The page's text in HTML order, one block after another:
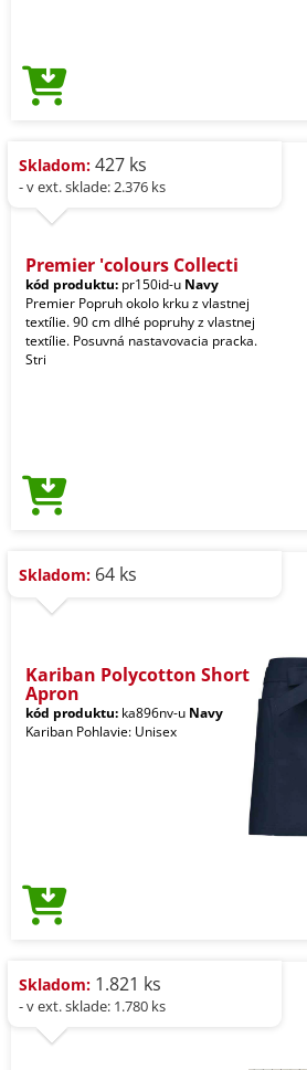
Skladom: 427 ks
- v ext. sklade: 2.376 ks
Premier 'colours Collecti
kód produktu: pr150id-u Navy
Premier Popruh okolo krku z vlastnej
textílie. 90 cm dlhé popruhy z vlastnej
textílie. Posuvná nastavovacia pracka.
Stri
Skladom: 64 ks
Kariban Polycotton Short
Apron
kód produktu: ka896nv-u Navy
Kariban Pohlavie: Unisex
Skladom: 1.821 ks
- v ext. sklade: 1.780 ks